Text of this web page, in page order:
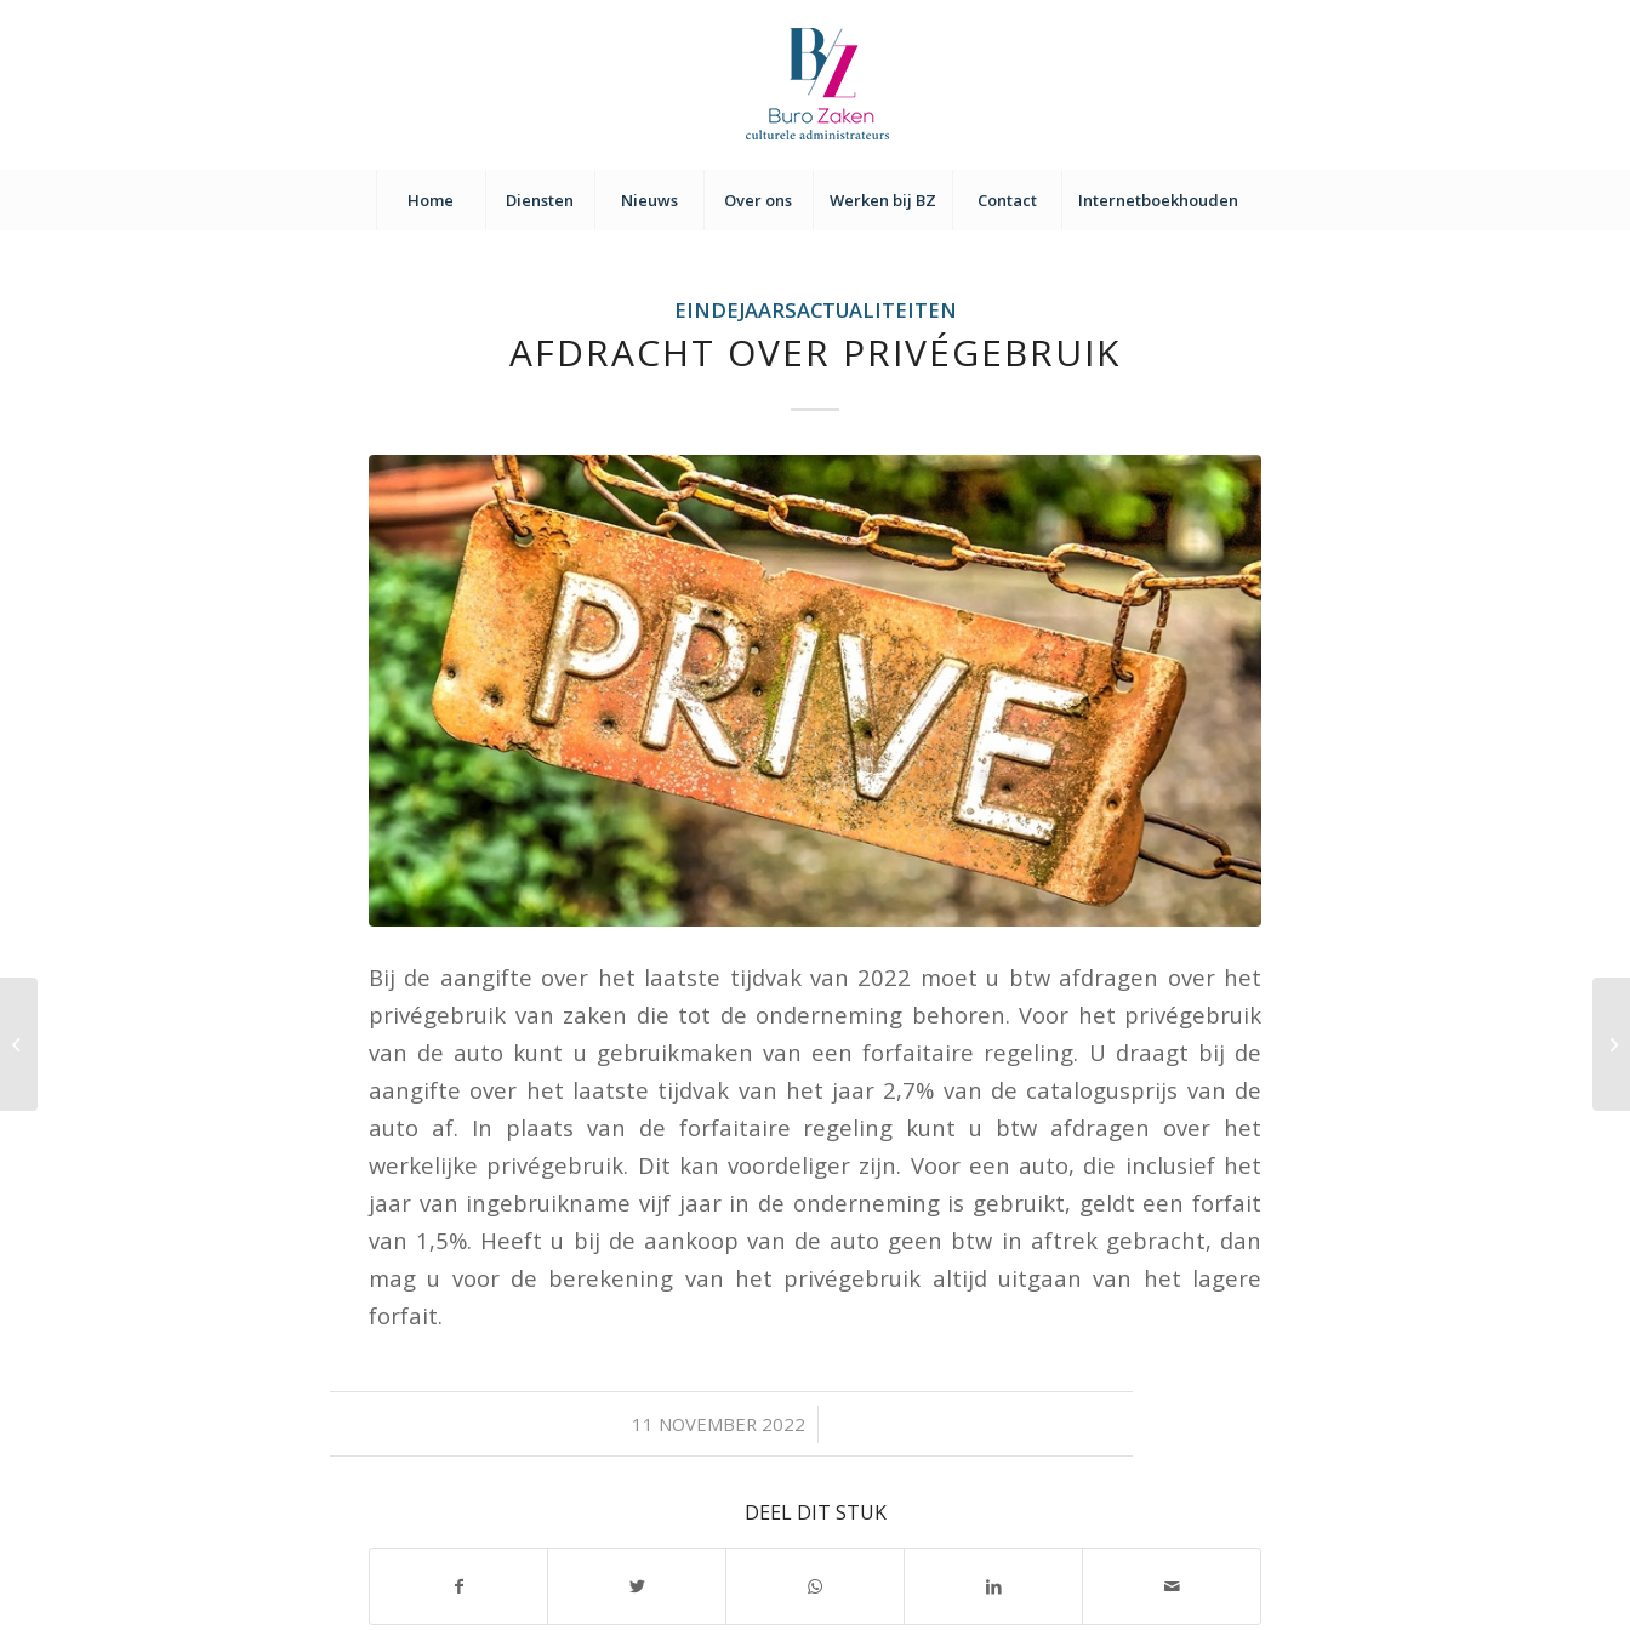
Home Diensten Nieuws Over ons Werken bij BZ Contact Internetboekhouden
EINDEJAARSACTUALITEITEN
AFDRACHT OVER PRIVÉGEBRUIK
Bij de aangifte over het laatste tijdvak van 2022 moet u btw afdragen over het
privégebruik van zaken die tot de onderneming behoren. Voor het privégebruik
van de auto kunt u gebruikmaken van een forfaitaire regeling. U draagt bij de
aangifte over het laatste tijdvak van het jaar 2,7% van de catalogusprijs van de
auto af. In plaats van de forfaitaire regeling kunt u btw afdragen over het
werkelijke privégebruik. Dit kan voordeliger zijn. Voor een auto, die inclusief het
jaar van ingebruikname vijf jaar in de onderneming is gebruikt, geldt een forfait
van 1,5%. Heeft u bij de aankoop van de auto geen btw in aftrek gebracht, dan
mag u voor de berekening van het privégebruik altijd uitgaan van het lagere
forfait.
11 NOVEMBER 2022
/
DEEL DIT STUK